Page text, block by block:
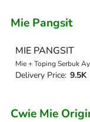
Mie Pangsit
MIE PANGSIT
Mie + Toping Serbuk
Delivery Price: 9.5K
Cwie Mie